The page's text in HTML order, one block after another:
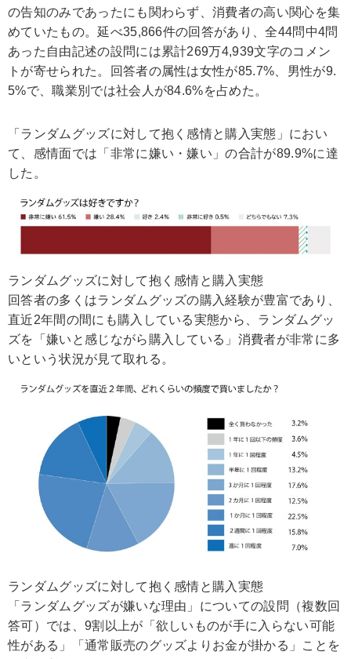
の告知のみであったにも関わらず、消費者の高い関心を集
めていたもの。延べ35,866件の回答があり、全44問中4問
あった自由記述の設問には累計269万4,939文字のコメン
トが寄せられた。回答者の属性は女性が85.7%、男性が9.
5%で、職業別では社会人が84.6%を占めた。
「ランダムグッズに対して抱く感情と購入実態」におい
て、感情面では「非常に嫌い・嫌い」の合計が89.9%に達
した。
ランダムグッズに対して抱く感情と購入実態
回答者の多くはランダムグッズの購入経験が豊富であり、
直近2年間の間にも購入している実態から、ランダムグッ
ズを「嫌いと感じながら購入している」消費者が非常に多
いという状況が見て取れる。
ランダムグッズに対して抱く感情と購入実態
「ランダムグッズが嫌いな理由」についての設問（複数回
答可）では、9割以上が「欲しいものが手に入らない可能
性がある」「通常販売のグッズよりお金が掛かる」ことを